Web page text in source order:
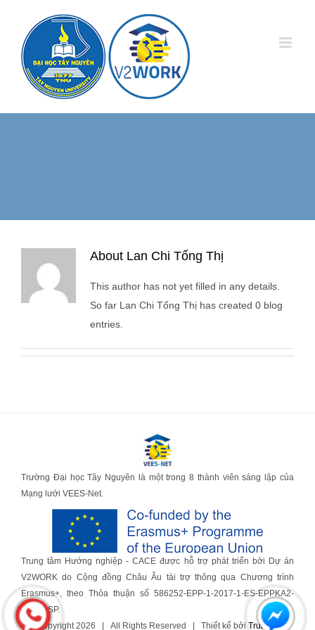
content
About Lan Chi Tống Thị
This author has not yet filled in any details.
So far Lan Chi Tống Thị has created 0 blog
entries.
Trường Đại học Tây Nguyên là một trong 8 thành viên sáng lập của
Mạng lưới VEES-Net.
Trung tâm Hướng nghiệp - CACE được hỗ trợ phát triển bởi Dự án
V2WORK do Cộng đồng Châu Âu tài trợ thông qua Chương trình
Erasmus+, theo Thỏa thuận số 586252-EPP-1-2017-1-ES-EPPKA2-
CBHE-SP.
© Copyright2026 | All Rights Reserved | Thiết kế bởi Trung tâm